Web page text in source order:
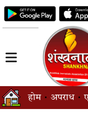
होम अपराध